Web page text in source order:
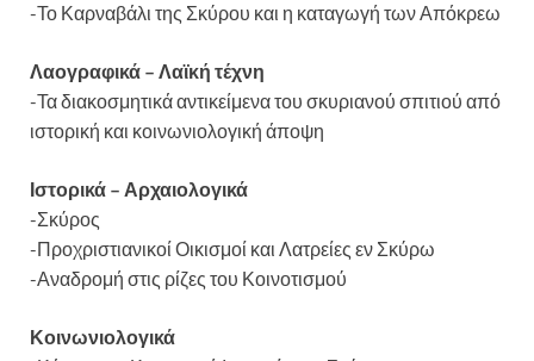
-Το Καρναβάλι της Σκύρου και η καταγωγή των Απόκρεω
Λαογραφικά – Λαϊκή τέχνη
-Τα διακοσμητικά αντικείμενα του σκυριανού σπιτιού από
ιστορική και κοινωνιολογική άποψη
Ιστορικά – Αρχαιολογικά
-Σκύρος
-Προχριστιανικοί Οικισμοί και Λατρείες εν Σκύρω
-Αναδρομή στις ρίζες του Κοινοτισμού
Κοινωνιολογικά